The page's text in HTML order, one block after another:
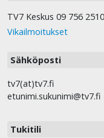
TV7 Keskus 09 756
Vikailmoitukset
Sähköposti
tv7(at)tv7.fi
etunimi.sukunimi@tv7.fi
Tukitili